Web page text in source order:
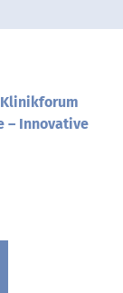
Klinikforum
– Innovative